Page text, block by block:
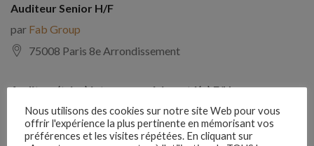
Auditeur Senior H/F
par Fab Group
75008 Paris 8e Arrondissement
Auditeur(trice) interne expérimenté(e) F/H
parComptabilite Emploi
39130 Châtillon
Nous utilisons des cookies sur notre site Web pour vous
offrir l'expérience la plus pertinente en mémorisant vos
préférences et les visites répétées. En cliquant sur